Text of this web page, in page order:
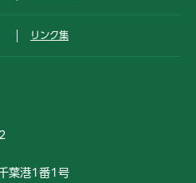
リンク集
葉港1番1号